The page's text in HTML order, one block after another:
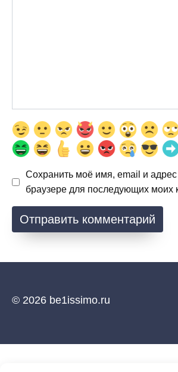
Сохранить моё имя, email и адрес
браузере для последующих моих
© 2026 be1issimo.ru